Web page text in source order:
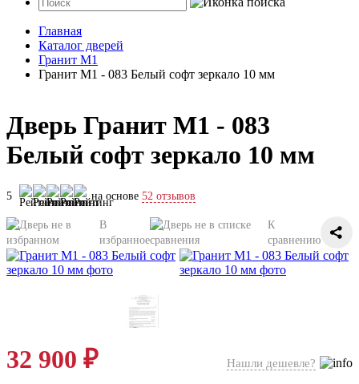
Главная
Каталог дверей
Гранит М1
Гранит М1 - 083 Белый софт зеркало 10 мм
Дверь Гранит М1 - 083
Белый софт зеркало 10 мм
5 на основе 52 отзывов
В
избранное
К
сравнению
32 900 ₽ Нашли дешевле?